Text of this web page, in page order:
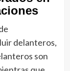
delanteros,
son